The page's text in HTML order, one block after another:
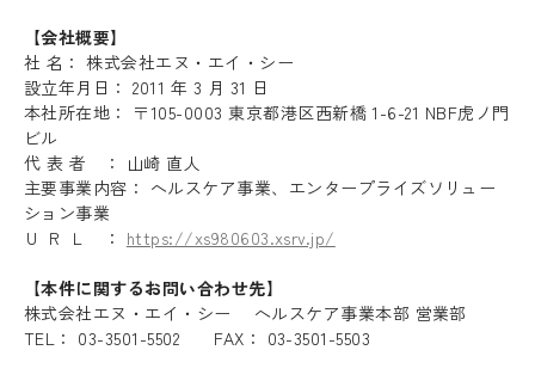
Recruit
Blog
News release
【会社概要】
社 名： 株式会社エヌ・エイ・シー
設立年月日： 2011 年 3 月 31 日
本社所在地： 〒105-0003 東京都港区西新橋 1-6-21 NBF虎ノ門
ビル
代 表 者 ： 山崎 直人
主要事業内容： ヘルスケア事業、エンタープライズソリュー
ション事業
Ｕ Ｒ Ｌ ： https://xs980603.xsrv.jp/
【本件に関するお問い合わせ先】
株式会社エヌ・エイ・シー ヘルスケア事業本部 営業部
TEL： 03-3501-5502 FAX： 03-3501-5503